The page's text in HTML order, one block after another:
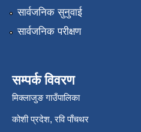
सार्वजनिक सुनुवाई
सार्वजनिक परीक्षण
सम्पर्क विवरण
मिक्लाजुङ गाउँपालिका
कोशी प्रदेश, रवि पाँचथर